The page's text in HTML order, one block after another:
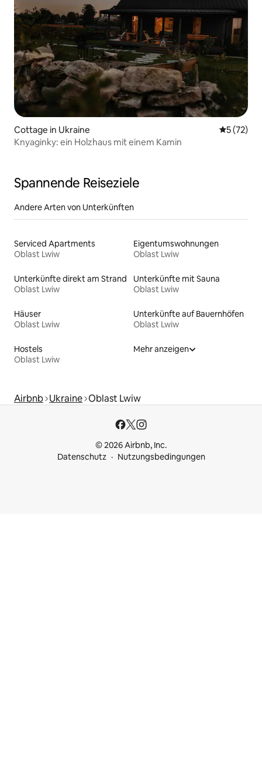
Cottage in Ukraine
5 (72)
Knyaginky: ein Holzhaus mit einem Kamin
Spannende Reiseziele
Andere Arten von Unterkünften
Serviced Apartments
Oblast Lwiw
Eigentumswohnungen
Oblast Lwiw
Unterkünfte direkt am Strand
Oblast Lwiw
Unterkünfte mit Sauna
Oblast Lwiw
Häuser
Oblast Lwiw
Unterkünfte auf Bauernhöfen
Oblast Lwiw
Hostels
Oblast Lwiw
Mehr anzeigen
Airbnb Ukraine Oblast Lwiw
© 2026 Airbnb, Inc.
Datenschutz
Nutzungsbedingungen